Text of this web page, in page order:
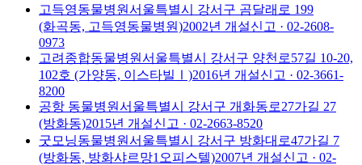
고득영동물병원서울특별시 강서구 곰달래로 199
(화곡동, 고득영동물병원)2002년 개설신고 · 02-2608-
0973
고려종합동물병원서울특별시 강서구 양천로57길 10-20,
102호 (가양동, 이스타빌Ⅰ)2016년 개설신고 · 02-3661-
8200
공항 동물병원서울특별시 강서구 개화동로27가길 27
(방화동)2015년 개설신고 · 02-2663-8520
굿모닝동물병원서울특별시 강서구 방화대로47가길 7
(방화동, 방화샤르망1오피스텔)2007년 개설신고 · 02-